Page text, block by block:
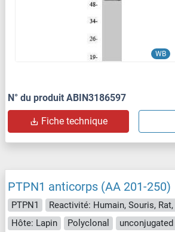
WB
N° du produit ABIN3186597
Fiche technique
PTPN1 anticorps (AA 201-250)
PTPN1
Hôte: Lapin
Polyclonal unconjugated